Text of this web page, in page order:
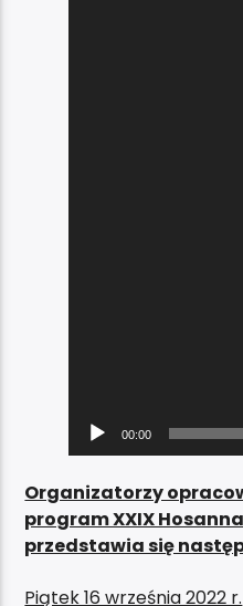
00:00
Organizatorzy
program XXIX
przedstawia się
Piątek 16 września 2022 r.